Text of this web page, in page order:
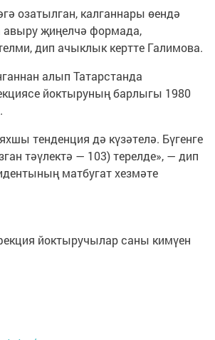
озатылган, калганнары өендә
авыру җиңелчә формада,
дип ачыклык кертте Галимова.
алып Татарстанда
йоктыруның барлыгы 1980
тенденция дә күзәтелә. Бүгенге
тәүлектә — 103) терелде», — дип
матбугат хезмәте
йоктыручылар саны кимүен